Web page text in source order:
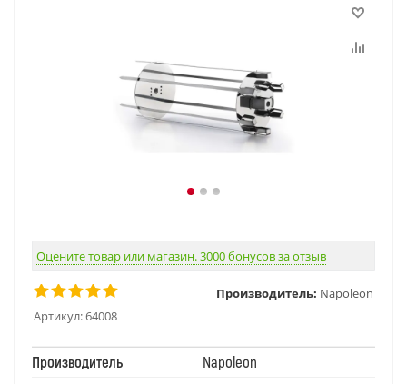
Оцените товар или магазин. 3000 бонусов за отзыв
Артикул:64008
Производитель: Napoleon
Производитель
Napoleon